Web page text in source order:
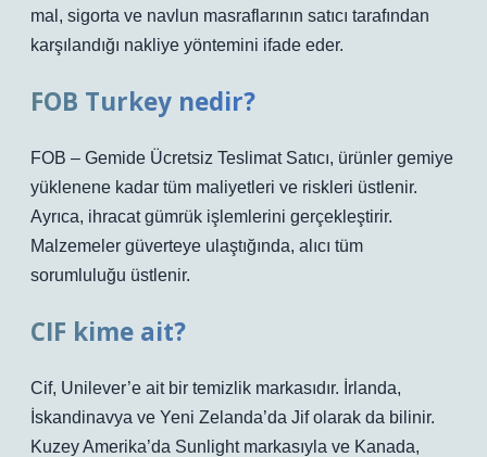
mal, sigorta ve navlun masraflarının satıcı tarafından
karşılandığı nakliye yöntemini ifade eder.
FOB Turkey nedir?
FOB – Gemide Ücretsiz Teslimat Satıcı, ürünler gemiye
yüklenene kadar tüm maliyetleri ve riskleri üstlenir.
Ayrıca, ihracat gümrük işlemlerini gerçekleştirir.
Malzemeler güverteye ulaştığında, alıcı tüm
sorumluluğu üstlenir.
CIF kime ait?
Cif, Unilever’e ait bir temizlik markasıdır. İrlanda,
İskandinavya ve Yeni Zelanda’da Jif olarak da bilinir.
Kuzey Amerika’da Sunlight markasıyla ve Kanada,